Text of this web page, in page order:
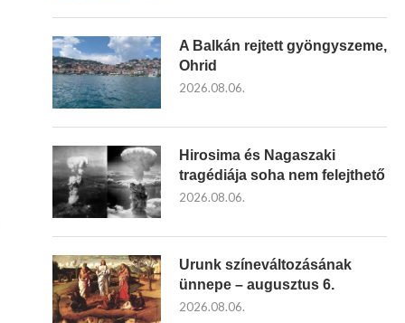
A Balkán rejtett gyöngyszeme,
Ohrid
2026.08.06.
Hirosima és Nagaszaki
tragédiája soha nem felejthető
2026.08.06.
Urunk színeváltozásának
ünnepe – augusztus 6.
2026.08.06.